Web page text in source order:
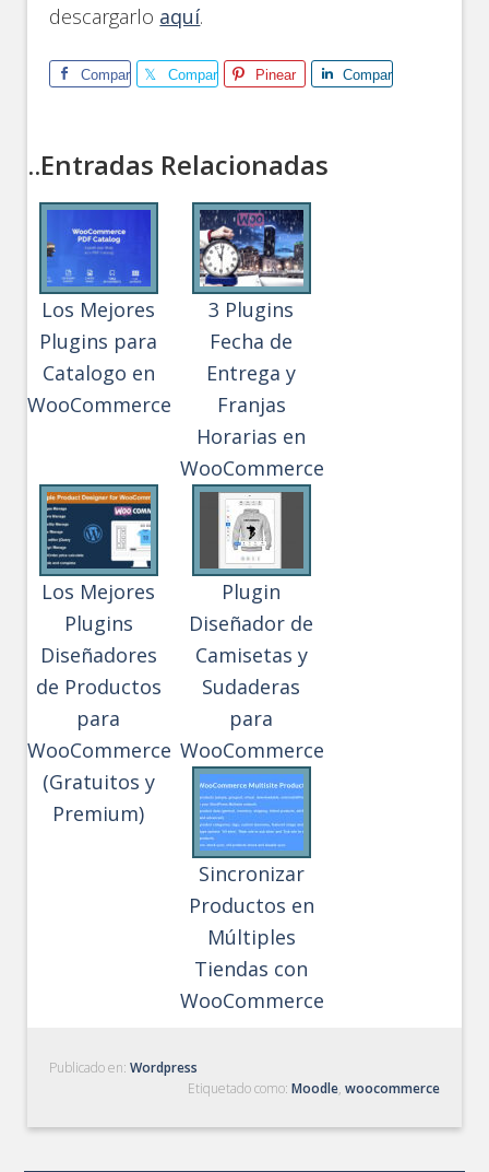
descargarlo aquí.
Comparte Comparte Pinear Comparte
..Entradas Relacionadas
Los Mejores
Plugins para
Catalogo en
WooCommerce
3 Plugins
Fecha de
Entrega y
Franjas
Horarias en
WooCommerce
Los Mejores
Plugins
Diseñadores
de Productos
para
WooCommerce
(Gratuitos y
Premium)
Plugin
Diseñador de
Camisetas y
Sudaderas
para
WooCommerce
Sincronizar
Productos en
Múltiples
Tiendas con
WooCommerce
Publicado en:Wordpress
Etiquetado como: Moodle, woocommerce